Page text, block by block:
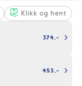
Klikk og hent
374,-
453,-